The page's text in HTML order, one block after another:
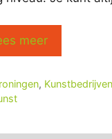
meer
, Kunstbedrijven